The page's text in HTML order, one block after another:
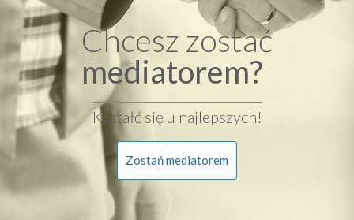
Chcesz zostać
mediatorem?
Kształć się u najlepszych!
Zostań mediatorem